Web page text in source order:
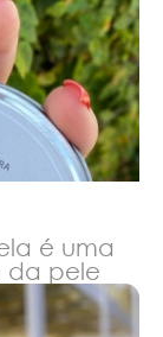
é uma
da pele